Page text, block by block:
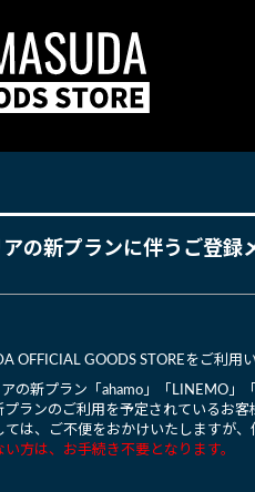
アの新プランに伴うご登
OFFICIAL GOODS STOREをご利用
の新プラン「ahamo」「LINEMO」
ランのご利用を予定されているお
は、ご不便をおかけいたしますが
方は、お手続き不要となります。